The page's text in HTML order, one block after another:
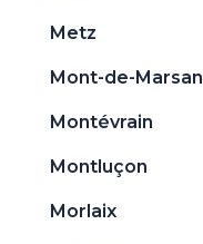
Metz
Mont-de-Marsan
Montévrain
Montluçon
Morlaix